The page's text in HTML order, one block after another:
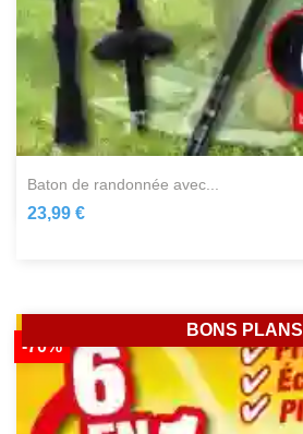
baton de randonnée avec...
23,99 €
-70%
BONS PLANS